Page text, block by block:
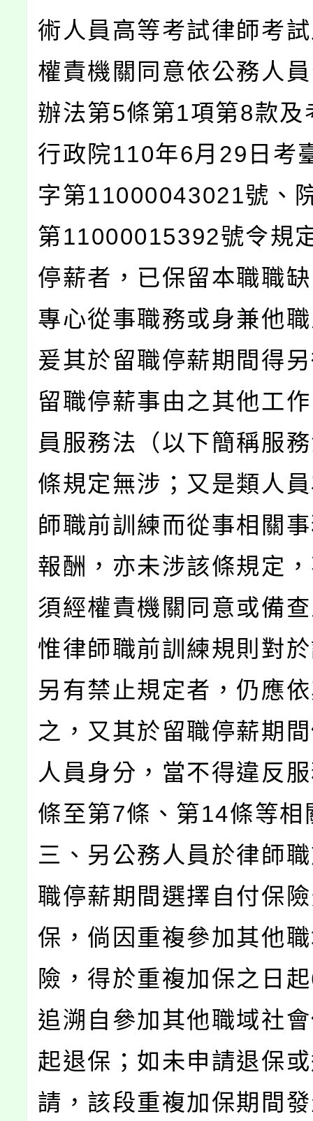
術人員高等考試律師考
權責機關同意依公務人
辦法第5條第1項第8款及
行政院110年6月29日考
字第11000043021號、
第11000015392號令規
停薪者，已保留本職職
專心從事職務或身兼他
爰其於留職停薪期間得
留職停薪事由之其他工
員服務法（以下簡稱服
條規定無涉；又是類人
師職前訓練而從事相關
報酬，亦未涉該條規定
須經權責機關同意或備
惟律師職前訓練規則對
另有禁止規定者，仍應
之，又其於留職停薪期
人員身分，當不得違反
條至第7條、第14條等相
三、另公務人員於律師
職停薪期間選擇自付保
保，倘因重複參加其他
險，得於重複加保之日
追溯自參加其他職域社
起退保；如未申請退保
請，該段重複加保期間